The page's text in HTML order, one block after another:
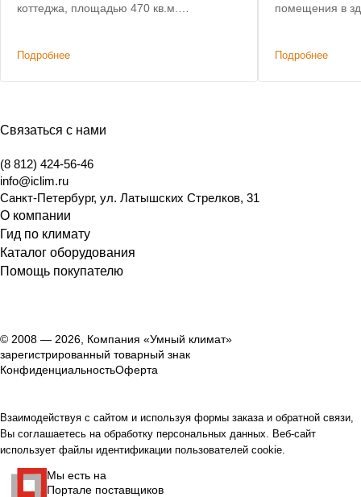
коттеджа, площадью 470 кв.м.
Подробнее
помещения в
использованию
Подробнее
Связаться с нами
(8 812) 424-56-46
info@iclim.ru
Санкт-Петербург, ул. Латышских Стрелков, 31
О компании
Гид по климату
Каталог оборудования
Помощь покупателю
© 2008 — 2026, Компания «Умный климат»
зарегистрированный товарный знак
КонфиденциальностьОферта
Взаимодействуя с сайтом и используя формы заказа и обратной связи,
Вы соглашаетесь на обработку персональных данных. Веб-сайт
использует файлы идентификации пользователей cookie.
Мы есть на
Портале поставщиков